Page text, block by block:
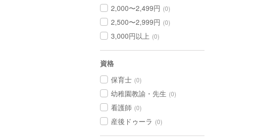
2,000〜2,499円 (0)
2,500〜2,999円 (0)
3,000円以上 (0)
資格
保育士 (0)
幼稚園教諭・先生 (0)
看護師 (0)
産後ドゥーラ (0)